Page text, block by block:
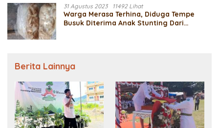
Bawahannya
31 Agustus 2023 11492 Lihat
Warga Merasa Terhina, Diduga Tempe
Busuk Diterima Anak Stunting Dari
Berita Lainnya